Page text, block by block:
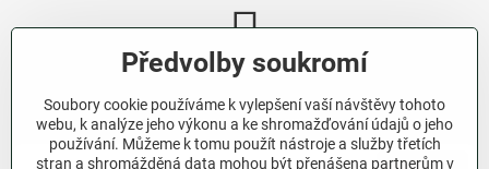
Newsletter
Odebírat naše novinky:
Předvolby soukromí
Soubory cookie používáme k vylepšení vaší návštěvy tohoto
webu, k analýze jeho výkonu a ke shromažďování údajů o jeho
používání. Můžeme k tomu použít nástroje a služby třetích
stran a shromážděná data mohou být přenášena partnerům v